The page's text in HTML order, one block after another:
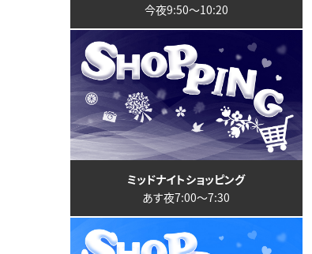
今夜9:50〜10:20
ミッドナイトショッピング
あす夜7:00〜7:30